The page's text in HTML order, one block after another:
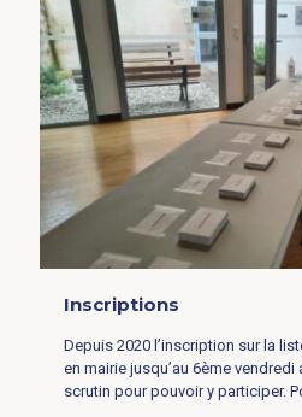
Inscriptions
Depuis 2020 l’inscription sur la
en mairie jusqu’au 6ème vendredi
scrutin pour pouvoir y participer.